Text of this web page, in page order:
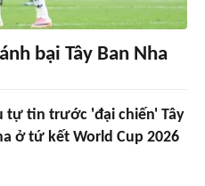
bại Tây Ban Nha
tự tin trước 'đại chiến' Tây
ở tứ kết World Cup 2026